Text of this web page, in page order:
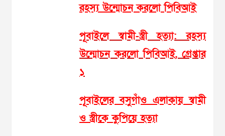
রহস্য উন্মোচন করলো পিবিআই
পূবাইলে স্বামী-স্ত্রী হত্যা: রহস্য
উন্মোচন করলো পিবিআই, গ্রেপ্তার
১
পূবাইলের বসুগাঁও এলাকায় স্বামী
ও স্ত্রীকে কুপিয়ে হত্যা